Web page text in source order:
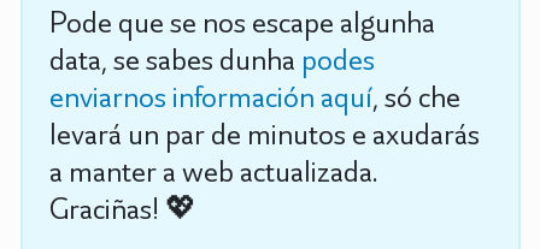
Pode que se nos escape algunha
data, se sabes dunha podes
enviarnos información aquí, só che
levará un par de minutos e axudarás
a manter a web actualizada.
Graciñas! 💖